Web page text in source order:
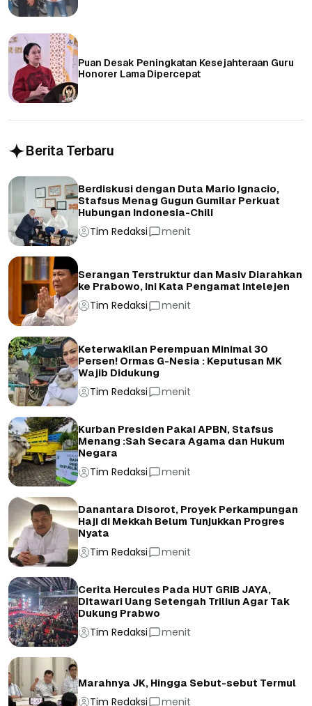
Puan Desak Peningkatan Kesejahteraan Guru
Honorer Lama Dipercepat
Berita Terbaru
Berdiskusi dengan Duta Mario Ignacio,
Stafsus Menag Gugun Gumilar Perkuat
Hubungan Indonesia-Chili
Tim Redaksi menit
Serangan Terstruktur dan Masiv Diarahkan
ke Prabowo, Ini Kata Pengamat Intelejen
Tim Redaksi menit
Keterwakilan Perempuan Minimal 30
Persen! Ormas G-Nesia : Keputusan MK
Wajib Didukung
Tim Redaksi menit
Kurban Presiden Pakai APBN, Stafsus
Menang :Sah Secara Agama dan Hukum
Negara
Tim Redaksi menit
Danantara Disorot, Proyek Perkampungan
Haji di Mekkah Belum Tunjukkan Progres
Nyata
Tim Redaksi menit
Cerita Hercules Pada HUT GRIB JAYA,
DItawari Uang Setengah Triliun Agar Tak
Dukung Prabwo
Tim Redaksi menit
Marahnya JK, Hingga Sebut-sebut Termul
Tim Redaksi menit